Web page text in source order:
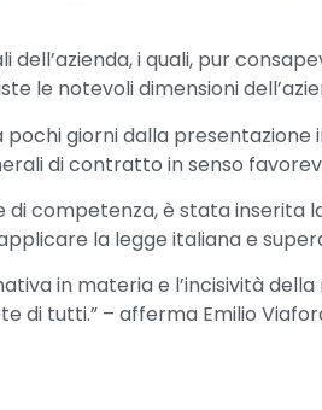
i quali, pur
le notevoli dimensioni
giorni dalla
di contratto in senso
competenza, è stata inserita
la legge italiana e
in materia e l’incisività
tutti.” – afferma Emilio